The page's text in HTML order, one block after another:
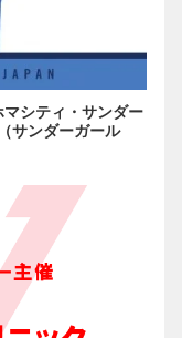
シティ・サンダー
サンダーガール